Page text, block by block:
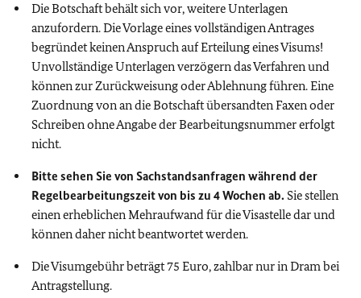
Die Botschaft behält sich vor, weitere Unterlagen
anzufordern. Die Vorlage eines vollständigen Antrages
begründet keinen Anspruch auf Erteilung eines Visums!
Unvollständige Unterlagen verzögern das Verfahren und
können zur Zurückweisung oder Ablehnung führen.Eine
Zuordnung von an die Botschaft übersandten Faxen oder
Schreiben ohne Angabe der Bearbeitungsnummer erfolgt
nicht.
Bitte sehen Sie von Sachstandsanfragen während der
Regelbearbeitungszeit von bis zu 4 Wochen ab. Sie stellen
einen erheblichen Mehraufwand für die Visastelle dar und
können daher nicht beantwortet werden.
Die Visumgebühr beträgt 75 Euro, zahlbar nur in Dram bei
Antragstellung.